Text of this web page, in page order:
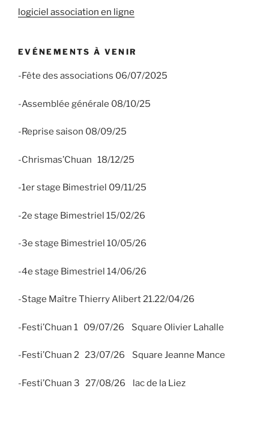
logiciel association en ligne
EVÉNEMENTS À VENIR
-Fête des associations 06/07/2025
-Assemblée générale 08/10/25
-Reprise saison 08/09/25
-Chrismas’Chuan 18/12/25
-1er stage Bimestriel 09/11/25
-2e stage Bimestriel 15/02/26
-3e stage Bimestriel 10/05/26
-4e stage Bimestriel 14/06/26
-Stage Maître Thierry Alibert 21.22/04/26
-Festi’Chuan 1 09/07/26 Square Olivier Lahalle
-Festi’Chuan 2 23/07/26 Square Jeanne Mance
-Festi’Chuan 3 27/08/26 lac de la Liez